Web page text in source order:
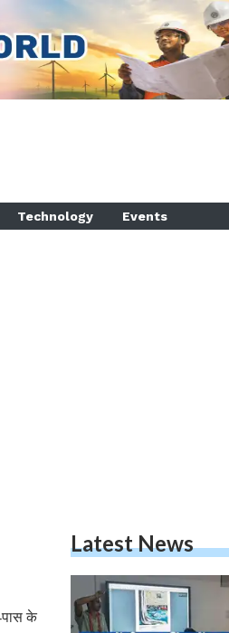
Technology Events
पास के
Latest News